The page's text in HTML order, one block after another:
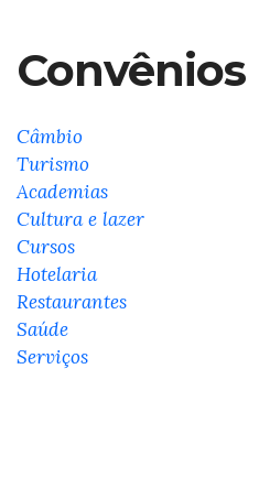
Convênios
Câmbio
Turismo
Academias
Cultura e lazer
Cursos
Hotelaria
Restaurantes
Saúde
Serviços